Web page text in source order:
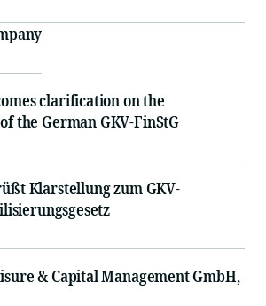
clarification on the
the German GKV-FinStG
Klarstellung zum GKV-
& Capital Management GmbH,